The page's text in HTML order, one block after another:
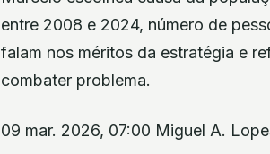
entre 2008 e 2024, número de
falam nos méritos da estratégia e
combater problema.
09 mar. 2026, 07:00 Miguel A.